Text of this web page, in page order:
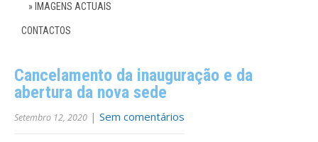
IMAGENS ACTUAIS
CONTACTOS
Cancelamento da inauguração e da
abertura da nova sede
Setembro 12, 2020 | Sem comentários